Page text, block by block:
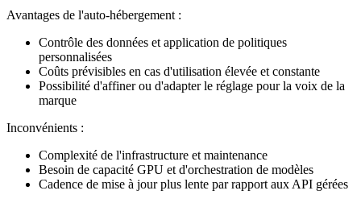
Avantages de l'auto-hébergement :
Contrôle des données et application de politiques
personnalisées
Coûts prévisibles en cas d'utilisation élevée et constante
Possibilité d'affiner ou d'adapter le réglage pour la voix de la
marque
Inconvénients :
Complexité de l'infrastructure et maintenance
Besoin de capacité GPU et d'orchestration de modèles
Cadence de mise à jour plus lente par rapport aux API gérées